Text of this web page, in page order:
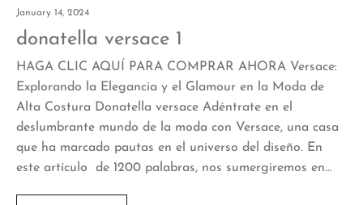
January 14, 2024
donatella versace 1
HAGA CLIC AQUÍ PARA COMPRAR AHORA Versace:
Explorando la Elegancia y el Glamour en la Moda de
Alta Costura Donatella versace Adéntrate en el
deslumbrante mundo de la moda con Versace, una casa
que ha marcado pautas en el universo del diseño. En
este artículo de 1200 palabras, nos sumergiremos en…